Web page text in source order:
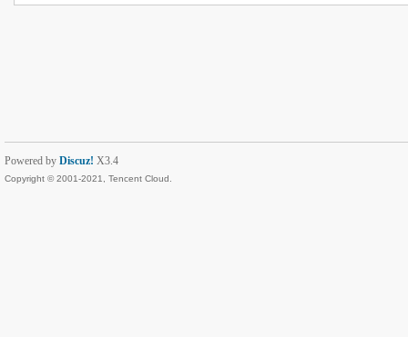
Powered by Discuz! X3.4
Copyright © 2001-2021, Tencent Cloud.